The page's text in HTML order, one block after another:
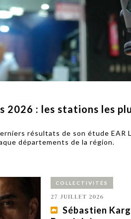
rejoint
lès-Lyon
2026 : les stations les
résultats de son étude EAR
départements de la région.
COLLECTIVITÉS
27 JUILLET 2026
Sébastien